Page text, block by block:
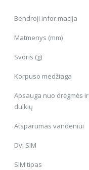
Bendroji infor.macija
Matmenys (mm)
Svoris (g)
Korpuso medžiaga
Apsauga nuo drėgmės ir
dulkių
Atsparumas vandeniui
Dvi SIM
SIM tipas